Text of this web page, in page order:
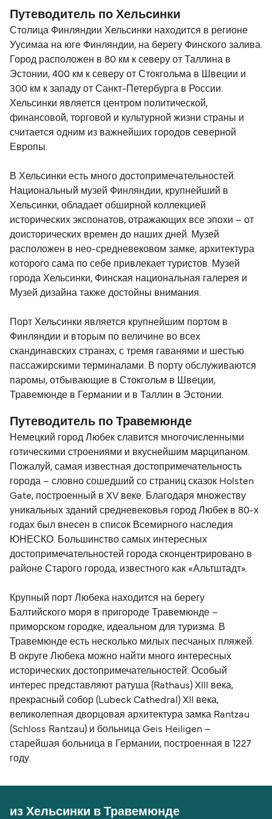
Finnlines
Путеводитель по Хельсинки
Столица Финляндии Хельсинки находится в регионе
Уусимаа на юге Финляндии, на берегу Финского залива.
Город расположен в 80 км к северу от Таллина в
Эстонии, 400 км к северу от Стокгольма в Швеции и
300 км к западу от Санкт-Петербурга в России.
Хельсинки является центром политической,
финансовой, торговой и культурной жизни страны и
считается одним из важнейших городов северной
Европы.
В Хельсинки есть много достопримечательностей.
Национальный музей Финляндии, крупнейший в
Хельсинки, обладает обширной коллекцией
исторических экспонатов, отражающих все эпохи – от
доисторических времен до наших дней. Музей
расположен в нео-средневековом замке, архитектура
которого сама по себе привлекает туристов. Музей
города Хельсинки, Финская национальная галерея и
Музей дизайна также достойны внимания.
Порт Хельсинки является крупнейшим портом в
Финляндии и вторым по величине во всех
скандинавских странах, с тремя гаванями и шестью
пассажирскими терминалами. В порту обслуживаются
паромы, отбывающие в Стокгольм в Швеции,
Травемюнде в Германии и в Таллин в Эстонии.
Путеводитель по Травемюнде
Немецкий город Любек славится многочисленными
готическими строениями и вкуснейшим марципаном.
Пожалуй, самая известная достопримечательность
города – словно сошедший со страниц сказок Holsten
Gate, построенный в XV веке. Благодаря множеству
уникальных зданий средневековья город Любек в 80-х
годах был внесен в список Всемирного наследия
ЮНЕСКО. Большинство самых интересных
достопримечательностей города сконцентрировано в
районе Старого города, известного как «Альтштадт».
Крупный порт Любека находится на берегу
Балтийского моря в пригороде Травемюнде –
приморском городке, идеальном для туризма. В
Травемюнде есть несколько милых песчаных пляжей.
В округе Любека можно найти много интересных
исторических достопримечательностей. Особый
интерес представляют ратуша (Rathaus) XIII века,
прекрасный собор (Lubeck Cathedral) XII века,
великолепная дворцовая архитектура замка Rantzau
(Schloss Rantzau) и больница Geis Heiligen –
старейшая больница в Германии, построенная в 1227
году.
из Хельсинки в Травемюнде